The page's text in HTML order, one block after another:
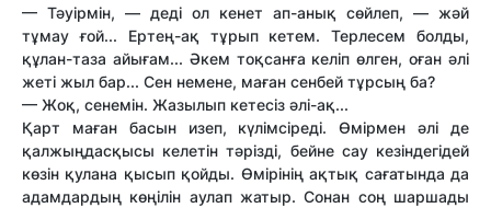
— Тәуірмін, — деді ол кенет ап-анық сөйлеп, — жәй
тұмау ғой... Ертең-ақ тұрып кетем. Терлесем болды,
құлан-таза айығам... Әкем тоқсанға келіп өлген, оған әлі
жеті жыл бар... Сен немене, маған сенбей тұрсың ба?
— Жоқ, сенемін. Жазылып кетесіз әлі-ақ...
Қарт маған басын изеп, күлімсіреді. Өмірмен әлі де
қалжыңдасқысы келетін тәрізді, бейне сау кезіндегідей
көзін қулана қысып қойды. Өмірінің ақтық сағатында да
адамдардың көңілін аулап жатыр. Сонан соң шаршады